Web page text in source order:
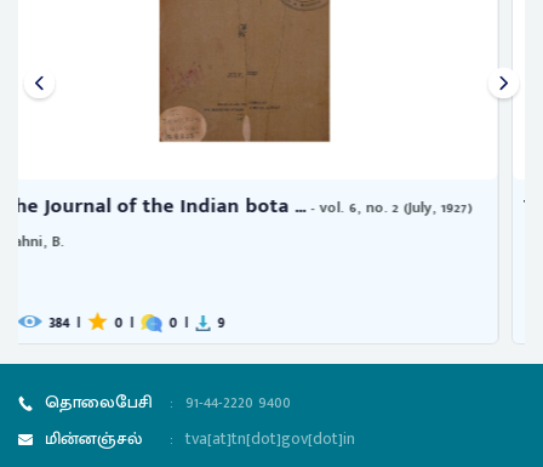
The journal of the Indian Math ...- Vol. 4, no. 2 (April, 1912)
363 | 0 | 0 |
தொலைபேசி : 91-44-2220 9400
மின்னஞ்சல்
: tva[at]tn[dot]gov[dot]in